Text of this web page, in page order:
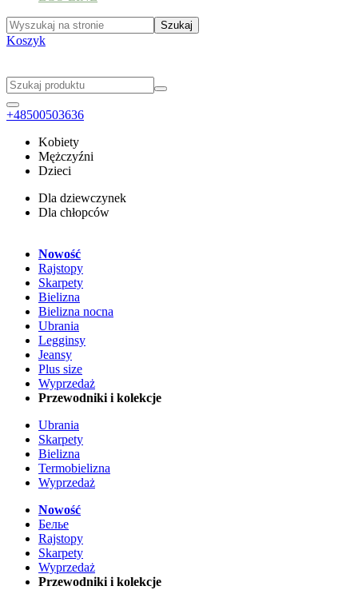
Koszyk
+48500503636
Kobiety
Mężczyźni
Dzieci
Dla dziewczynek
Dla chłopców
Nowość
Rajstopy
Skarpety
Bielizna
Bielizna nocna
Ubrania
Legginsy
Jeansy
Plus size
Wyprzedaż
Przewodniki i kolekcje
Ubrania
Skarpety
Bielizna
Termobielizna
Wyprzedaż
Nowość
Белье
Rajstopy
Skarpety
Wyprzedaż
Przewodniki i kolekcje